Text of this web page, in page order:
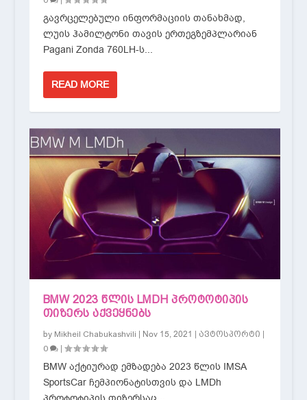
გავრცელებული ინფორმაციის თანახმად,
ლუის ჰამილტონი თავის ერთეგზემპლარიან
Pagani Zonda 760LH-ს...
READ MORE
BMW 2023 ᲬᲚᲘᲡ LMDH ᲞᲠᲝᲢᲝᲢᲘᲞᲘᲡ
ᲗᲘᲖᲔᲠᲡ ᲐᲥᲕᲔᲧᲜᲔᲑᲡ
by Mikheil Chabukashvili | Nov 15, 2021 | ავტოსპორტი |
0 |
BMW აქტიურად ემზადება 2023 წლის IMSA
SportsCar ჩემპიონატისთვის და LMDh